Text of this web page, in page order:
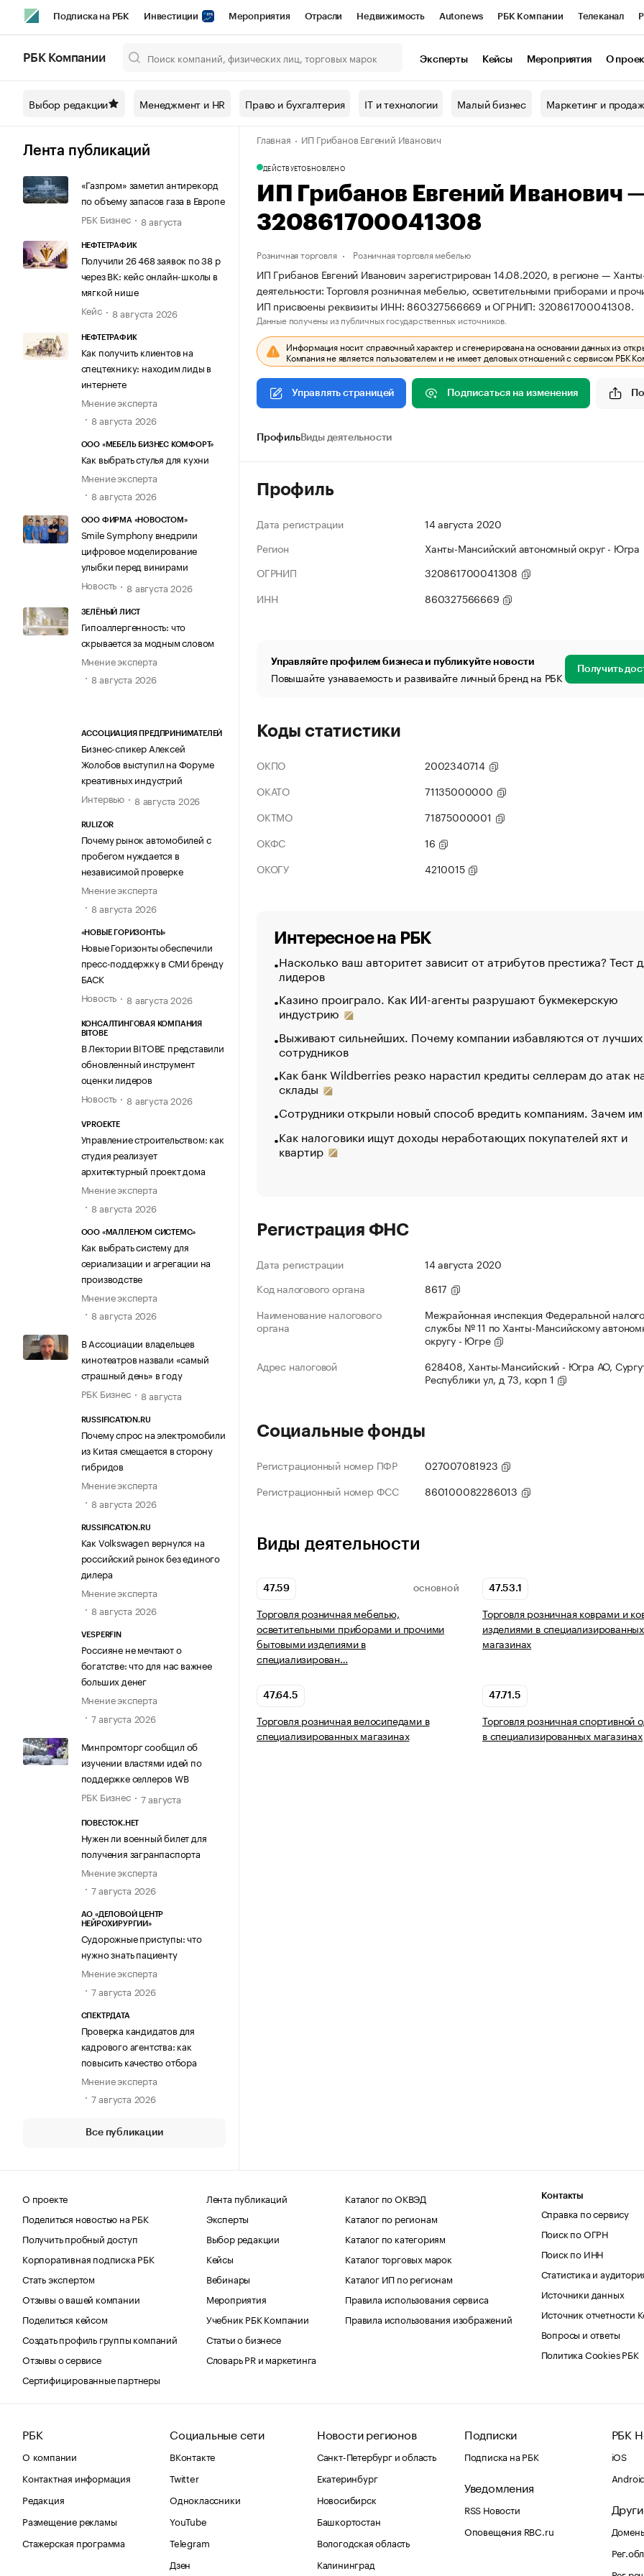
Подписка на РБК Инвестиции Мероприятия Отрасли Недвижимость Autonews РБК Компании Телеканал
Спецпроекты СПб Конференции СПб Спецпроекты Проверка контрагентов
Технологии и медиа Рынок наличной валюты
РБК Компании Эксперты Кейсы Мероприятия О
Выбор редакции Менеджмент и HR Право и бухгалтерия IT и технологии Малый бизнес Маркетинг и
Лента публикаций
«Газпром» заметил антирекорд
по объему запасов газа в Европе
РБК Бизнес
8 августа
НЕФТЕТРАФИК
Получили 26 468 заявок по 38 р
через ВК: кейс онлайн-школы в
мягкой нише
Кейс
8 августа 2026
НЕФТЕТРАФИК
Как получить клиентов на
спецтехнику: находим лиды в
интернете
Мнение эксперта
8 августа 2026
ООО «МЕБЕЛЬ БИЗНЕС КОМФОРТ»
Как выбрать стулья для кухни
Мнение эксперта
8 августа 2026
ООО ФИРМА «НОВОСТОМ»
Smile Symphony внедрили
цифровое моделирование
улыбки перед винирами
Новость
8 августа 2026
ЗЕЛЁНЫЙ ЛИСТ
Гипоаллергенность: что
скрывается за модным словом
Мнение эксперта
8 августа 2026
АССОЦИАЦИЯ ПРЕДПРИНИМАТЕЛЕЙ
Бизнес-спикер Алексей
Жолобов выступил на Форуме
креативных индустрий
Интервью
8 августа 2026
RULIZOR
Почему рынок автомобилей с
пробегом нуждается в
независимой проверке
Мнение эксперта
8 августа 2026
«НОВЫЕ ГОРИЗОНТЫ»
Новые Горизонты обеспечили
пресс-поддержку в СМИ бренду
БАСК
Новость
8 августа 2026
КОНСАЛТИНГОВАЯ КОМПАНИЯ
BITOBE
В Лектории BITOBE представили
обновленный инструмент
оценки лидеров
Новость
8 августа 2026
VPROEKTE
Управление строительством: как
студия реализует
архитектурный проект дома
Мнение эксперта
8 августа 2026
ООО «МАЛЛЕНОМ СИСТЕМС»
Как выбрать систему для
сериализации и агрегации на
производстве
Мнение эксперта
8 августа 2026
В Ассоциации владельцев
кинотеатров назвали «самый
страшный день» в году
РБК Бизнес
8 августа
RUSSIFICATION.RU
Почему спрос на электромобили
из Китая смещается в сторону
гибридов
Мнение эксперта
8 августа 2026
RUSSIFICATION.RU
Как Volkswagen вернулся на
российский рынок без единого
дилера
Мнение эксперта
8 августа 2026
VESPERFIN
Россияне не мечтают о
богатстве: что для нас важнее
больших денег
Мнение эксперта
7 августа 2026
Минпромторг сообщил об
изучении властями идей по
поддержке селлеров WB
РБК Бизнес
7 августа
ПОВЕСТОК.НЕТ
Нужен ли военный билет для
получения загранпаспорта
Мнение эксперта
7 августа 2026
АО «ДЕЛОВОЙ ЦЕНТР
НЕЙРОХИРУРГИИ»
Судорожные приступы: что
нужно знать пациенту
Мнение эксперта
7 августа 2026
СПЕКТРДАТА
Проверка кандидатов для
кадрового агентства: как
повысить качество отбора
Мнение эксперта
7 августа 2026
Все публикации
Главная ИП Грибанов Евгений Иванович
ДЕЙСТВУЕТОБНОВЛЕНО
ИП Грибанов Евгений
320861700041308
Розничная торговля Розничная торговля мебелью
ИП Грибанов Евгений Иванович зарегистрирован 14.08.2020, в регионе —
деятельности: Торговля розничная мебелью, осветительными приборами и
ИП присвоены реквизиты ИНН: 860327566669 и ОГРНИП: 320861700041308.
Данные получены из публичных государственных источников.
Информация носит справочный характер и сгенерирована на основании данных из
Компания не является пользователем и не имеет деловых отношений с сервисом РБК
Управлять страницей Подписаться на изменения
ПрофильВиды деятельности
Профиль
Дата регистрации
14 августа 2020
Регион
Ханты-Мансийский автономный округ - Югра
ОГРНИП
320861700041308
ИНН
860327566669
Управляйте профилем бизнеса и публикуйте новости
Повышайте узнаваемость и развивайте личный бренд на РБК Получить
Коды статистики
ОКПО
2002340714
ОКАТО
71135000000
ОКТМО
71875000001
ОКФС
16
ОКОГУ
4210015
Интересное на РБК
Насколько ваш авторитет зависит от атрибутов престижа? Тест
лидеров
Казино проиграло. Как ИИ-агенты разрушают букмекерскую
индустрию
Выживают сильнейших. Почему компании избавляются от лучших
сотрудников
Как банк Wildberries резко нарастил кредиты селлерам до атак
склады
Сотрудники открыли новый способ вредить компаниям. Зачем
Как налоговики ищут доходы неработающих покупателей яхт и
квартир
Регистрация ФНС
Дата регистрации
14 августа 2020
Код налогового органа
8617
Наименование налогового
органа
Межрайонная инспекция Федеральной
службы № 11 по Ханты-Мансийскому
округу - Югре
Адрес налоговой
628408, Ханты-Мансийский - Югра АО,
Республики ул, д 73, корп 1
Социальные фонды
Регистрационный номер ПФР
027007081923
Регистрационный номер ФСС
860100082286013
Виды деятельности
47.59 ОСНОВНОЙ
Торговля розничная мебелью,
осветительными приборами и прочими
бытовыми изделиями в
специализирован…
47.53.1
Торговля розничная коврами и
изделиями в специализированных
магазинах
47.64.5
Торговля розничная велосипедами в
специализированных магазинах
47.71.5
Торговля розничная спортивной
в специализированных магазинах
О проекте
Поделиться новостью на РБК
Получить пробный доступ
Корпоративная подписка РБК
Стать экспертом
Отзывы о вашей компании
Поделиться кейсом
Создать профиль группы компаний
Отзывы о сервисе
Сертифицированные партнеры
Лента публикаций
Эксперты
Выбор редакции
Кейсы
Вебинары
Мероприятия
Учебник РБК Компании
Статьи о бизнесе
Словарь PR и маркетинга
Каталог по ОКВЭД
Каталог по регионам
Каталог по категориям
Каталог торговых марок
Каталог ИП по регионам
Правила использования сервиса
Правила использования изображений
Контакты
Справка по сервису
Поиск по ОГРН
Поиск по ИНН
Статистика и
Источники данных
Источник отчетности
Вопросы и ответы
Политика Cookies РБК
РБК
О компании
Контактная информация
Редакция
Размещение рекламы
Стажерская программа
Социальные сети
ВКонтакте
Twitter
Одноклассники
YouTube
Telegram
Дзен
Новости регионов
Санкт-Петербург и область
Екатеринбург
Новосибирск
Башкортостан
Вологодская область
Калининград
Подписки
Подписка на РБК
Уведомления
RSS Новости
Оповещения RBC.ru
РБК
iOS